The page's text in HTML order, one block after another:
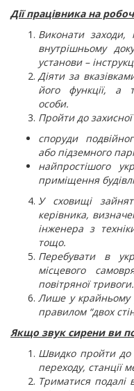
Дії працівника на
Виконати заходи,
внутрішньому
установи –
Діяти за
його функції, а
особи.
Пройти до
споруди
або підземного
найпростішого
приміщення
У сховищі
керівника,
інженера з
тощо.
Перебувати в
місцевого
повітряної тривоги.
Лише у крайньому
правилом “двох
Якщо звук сирени ви
Швидко пройти до
переходу, станції
Триматися подалі